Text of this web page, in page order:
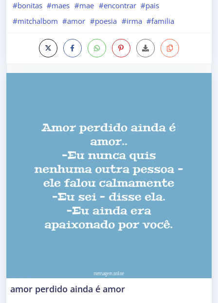
#bonitas #maes #mae #encontrar #pais
#mitchalbom #amor #poesia #irma #familia
amor perdido ainda é amor